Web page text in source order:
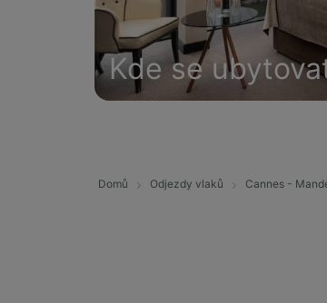
Kde se
Domů Odjezdy vlaků Cannes -